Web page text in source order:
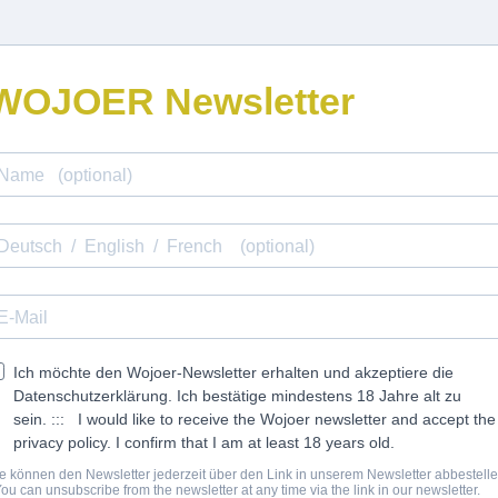
Newsletter
Ich möchte den Wojoer-Newsletter erhalten und akzeptiere die
Datenschutzerklärung. Ich bestätige mindestens 18 Jahre alt zu
sein. ::: I would like to receive the Wojoer newsletter and accept the
privacy policy. I confirm that I am at least 18 years old.
können den Newsletter jederzeit über den Link in unserem Newsletter
can unsubscribe from the newsletter at any time via the link in our newsletter.